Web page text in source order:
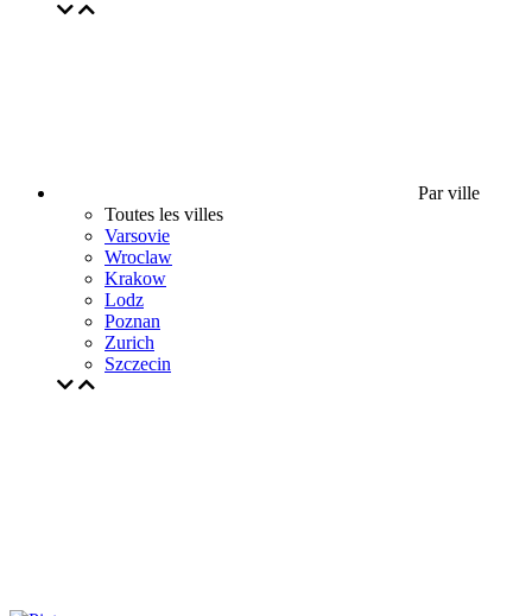
Par ville
Toutes les villes
Varsovie
Wroclaw
Krakow
Lodz
Poznan
Zurich
Szczecin